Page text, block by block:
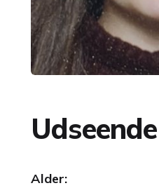
Udseende
Alder: